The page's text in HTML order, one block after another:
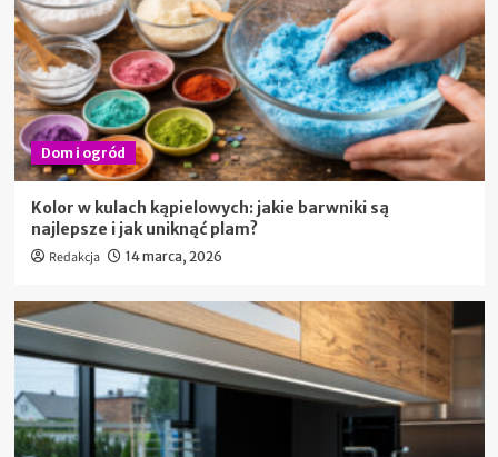
Dom i ogród
Kolor w kulach kąpielowych: jakie barwniki są
najlepsze i jak uniknąć plam?
Redakcja 14 marca, 2026